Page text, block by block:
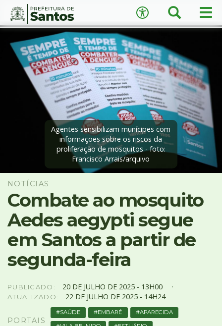
Ir
para
conteúdo
3
para
rodapé
Acessibilidade
Busca
Acessibilidade ×
A− A
↺Restaurar padrão
Conteúdo
Agentes sensibilizam munícipes com
informações sobre os riscos da
proliferação de mosquitos - foto:
Francisco Arrais/arquivo
NOTÍCIAS
Combate ao mosquito
Aedes aegypti segue
em Santos a partir de
segunda-feira
PUBLICADO: 20 DE JULHO DE 2025 - 13H00
ATUALIZADO: 22 DE JULHO DE 2025 - 14H24
PORTAIS
SAÚDE EMBARÉ
APARECIDA